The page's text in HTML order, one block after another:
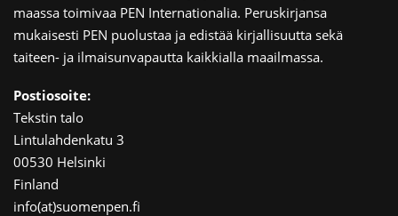
maassa toimivaa PEN Internationalia. Peruskirjansa
mukaisesti PEN puolustaa ja edistää kirjallisuutta sekä
taiteen- ja ilmaisunvapautta kaikkialla maailmassa.
Postiosoite:
Tekstin talo
Lintulahdenkatu 3
00530 Helsinki
Finland
info(at)suomenpen.fi